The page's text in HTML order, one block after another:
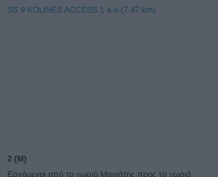
SS 9 KOLINES ACCESS 1 a-b (7.47 km)
2 (M)
Ερχόμενοι από το χωριό Μανιάτης προς το χωριό